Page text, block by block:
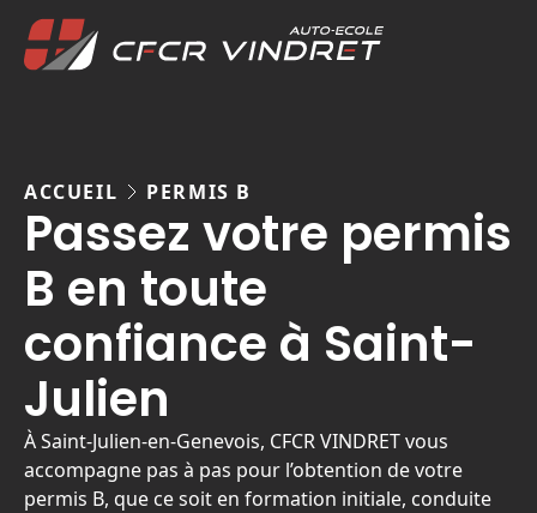
roues
ACCUEIL PERMIS B
Passez votre permis
B en toute
confiance à Saint-
Julien
À Saint-Julien-en-Genevois, CFCR VINDRET vous
accompagne pas à pas pour l’obtention de votre
permis B, que ce soit en formation initiale, conduite